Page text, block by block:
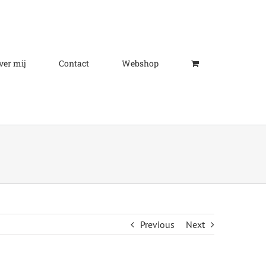
mij Contact Webshop
Previous Next